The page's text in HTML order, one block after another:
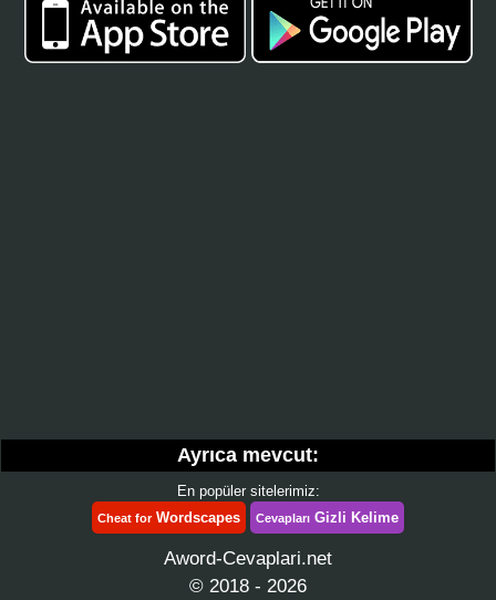
Ayrıca mevcut:
En popüler sitelerimiz:
Cheat forWordscapes Cevapları Gizli Kelime
Aword-Cevaplari.net
© 2018 - 2026